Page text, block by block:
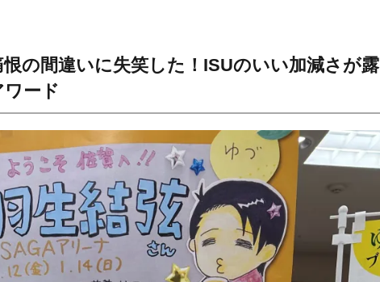
恨の間違いに失笑した！ISUのいい加減さが露
ード